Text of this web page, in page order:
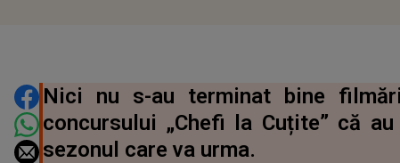
DISTRIBUIE ARTICOLUL
Nici nu s-au terminat bine
concursului „Chefi la Cuțite” că
sezonul care va urma.